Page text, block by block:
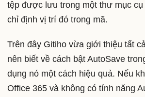
tệp được lưu trong một thư mục cụ
chỉ định vị trí đó trong mã.
Trên đây Gitiho vừa giới thiệu tất
nên biết về cách bật AutoSave
dụng nó một cách hiệu quả. Nếu
Office 365 và không có tính năng